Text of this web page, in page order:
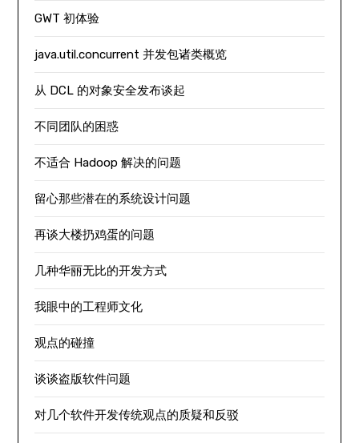
GWT 初体验
java.util.concurrent 并发包诸类概览
从 DCL 的对象安全发布谈起
不同团队的困惑
不适合 Hadoop 解决的问题
留心那些潜在的系统设计问题
再谈大楼扔鸡蛋的问题
几种华丽无比的开发方式
我眼中的工程师文化
观点的碰撞
谈谈盗版软件问题
对几个软件开发传统观点的质疑和反驳